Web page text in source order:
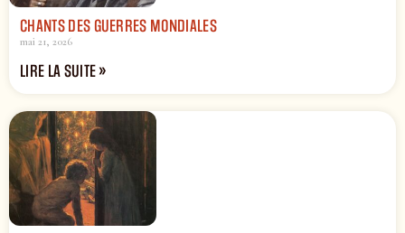
CHANTS DES GUERRES MONDIALES
mai 21, 2026
LIRE LA SUITE »